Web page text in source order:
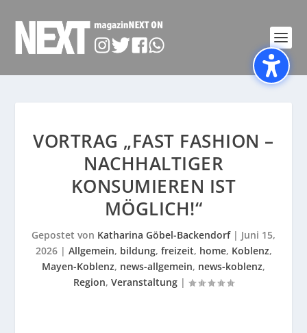
VORTRAG „FAST FASHION –
NACHHALTIGER
KONSUMIEREN IST
MÖGLICH!“
Gepostet von Katharina Göbel-Backendorf| Juni 15,
2026| Allgemein, bildung, freizeit, home, Koblenz,
Mayen-Koblenz, news-allgemein, news-koblenz,
Region, Veranstaltung |